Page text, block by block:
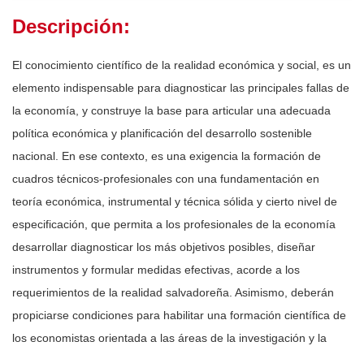
Descripción:
El conocimiento científico de la realidad económica y social, es un
elemento indispensable para diagnosticar las principales fallas de
la economía, y construye la base para articular una adecuada
política económica y planificación del desarrollo sostenible
nacional. En ese contexto, es una exigencia la formación de
cuadros técnicos-profesionales con una fundamentación en
teoría económica, instrumental y técnica sólida y cierto nivel de
especificación, que permita a los profesionales de la economía
desarrollar diagnosticar los más objetivos posibles, diseñar
instrumentos y formular medidas efectivas, acorde a los
requerimientos de la realidad salvadoreña. Asimismo, deberán
propiciarse condiciones para habilitar una formación científica de
los economistas orientada a las áreas de la investigación y la